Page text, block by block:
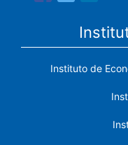
Instituto de